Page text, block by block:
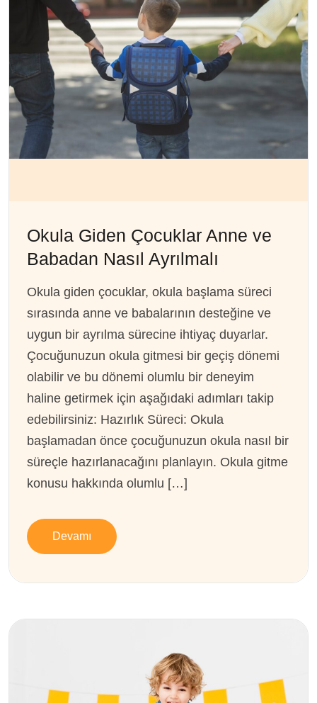
Okula Giden Çocuklar Anne ve
Babadan Nasıl Ayrılmalı
Okula giden çocuklar, okula başlama süreci
sırasında anne ve babalarının desteğine ve
uygun bir ayrılma sürecine ihtiyaç duyarlar.
Çocuğunuzun okula gitmesi bir geçiş dönemi
olabilir ve bu dönemi olumlu bir deneyim
haline getirmek için aşağıdaki adımları takip
edebilirsiniz: Hazırlık Süreci: Okula
başlamadan önce çocuğunuzun okula nasıl bir
süreçle hazırlanacağını planlayın. Okula gitme
konusu hakkında olumlu […]
Devamı